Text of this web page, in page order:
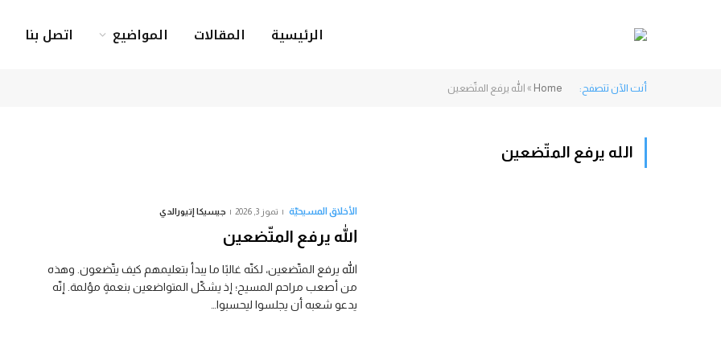
الرئيسية المقالات المواضيع اتصل بنا
أنت الآن تتصفح: Home
» الله يرفع المتّضعين
الله يرفع المتّضعين
الأخلاق المسيحيّة تموز 3, 2026 جيسيكا إتيورالدي
الله يرفع المتّضعين
الله يرفع المتّضعين، لكنّه غالبًا ما يبدأ بتعليمهم كيف يتّضعون. وهذه
من أصعب مراحم المسيح؛ إذ يشكّل المتواضعين بنعمةٍ مؤلمة. إنّه
يدعو شعبه أن يجلسوا ليحسبوا…